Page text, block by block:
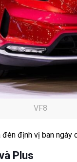
VF8
định vị ban ngày
Plus